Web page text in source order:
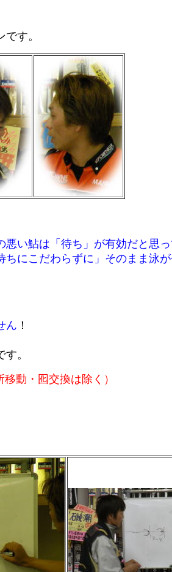
す。
い鮎は「待ち」が有効だと思
にこだわらずに」そのまま泳が
ん ！
。
動・囮交換は除く）